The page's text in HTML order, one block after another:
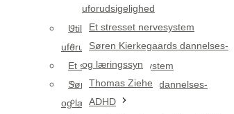
uforudsigelighed
Et stresset nervesystem
Søren Kierkegaards dannelses-
og læringssyn
Thomas Ziehe
ADHD
understimulering
Utilsigtet utryghed eller
uforudsigelighed
Et stresset nervesystem
Søren Kierkegaards dannelses-
og læringssyn